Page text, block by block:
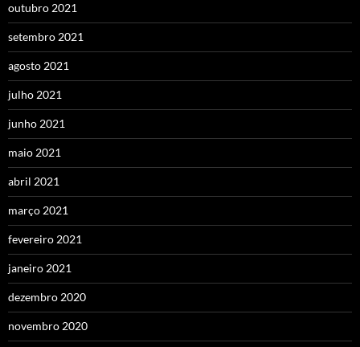
outubro 2021
setembro 2021
agosto 2021
julho 2021
junho 2021
maio 2021
abril 2021
março 2021
fevereiro 2021
janeiro 2021
dezembro 2020
novembro 2020